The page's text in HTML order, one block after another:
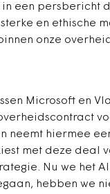
een persbericht
en ethische
onze
Microsoft en
neemt hiermee
met deze deal
Nu we het
hebben we